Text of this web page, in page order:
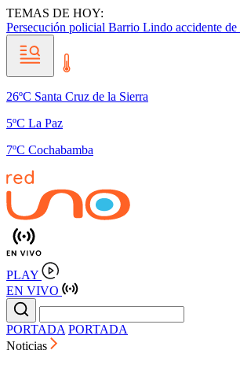
TEMAS DE HOY:
Persecución policial Barrio Lindo accidente
26ºC Santa Cruz de la Sierra
5ºC La Paz
7ºC Cochabamba
PLAY
EN VIVO
PORTADA PORTADA
Noticias